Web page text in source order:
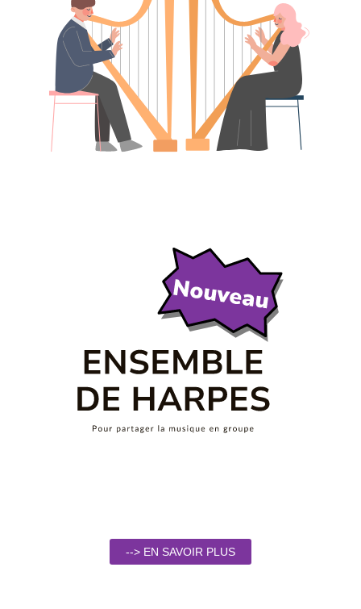
--> EN SAVOIR PLUS